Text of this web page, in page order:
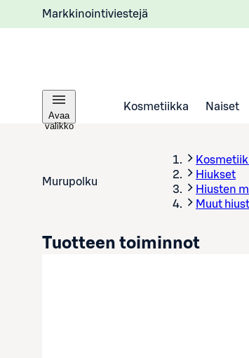
Markkinointiviestejä
Avaa
valikko
Kosmetiikka Naiset
Murupolku
Hiukset
Hiusten
Muut
Tuotteen toiminnot